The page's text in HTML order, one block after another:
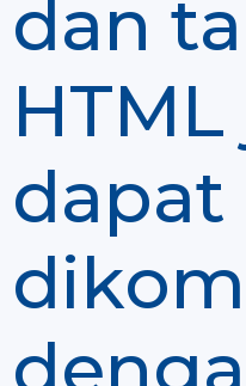
dan
dapat